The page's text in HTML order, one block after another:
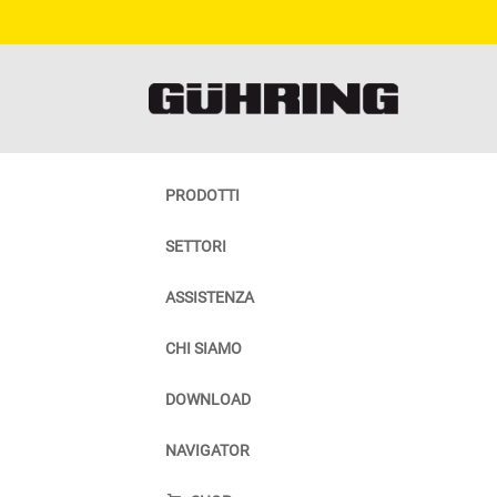
PRODOTTI
SETTORI
ASSISTENZA
CHI SIAMO
DOWNLOAD
NAVIGATOR